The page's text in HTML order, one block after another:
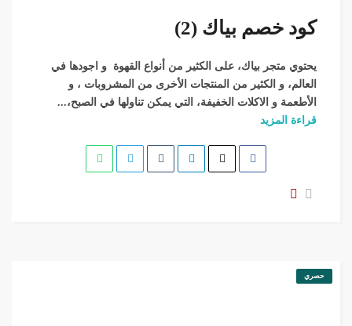
كود خصم بياك (2)
يحتوي متجر بياك، على الكثير من أنواع القهوة و اجودها في
العالم، و الكثير من المنتجات الأخرى من المشروبات ، و
الأطعمة و الاكلات الخفيفة، التي يمكن تناولها في الصبح،...
قراءة المزيد
حصري